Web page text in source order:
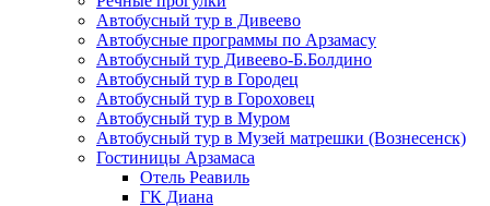
Автобусный тур в Дивеево
Автобусные программы по Арзамасу
Автобусный тур Дивеево-Б.Болдино
Автобусный тур в Городец
Автобусный тур в Гороховец
Автобусный тур в Муром
Автобусный тур в Музей матрешки (Вознесенск)
Гостиницы Арзамаса
Отель Реавиль
ГК Диана